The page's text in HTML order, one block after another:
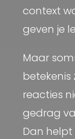
context
geven je
Maar
betekenis
reacties
gedrag
Dan